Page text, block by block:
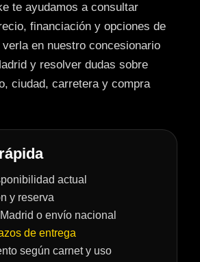
te ayudamos a consultar
financiación y opciones de
en nuestro concesionario
y resolver dudas sobre
ciudad, carretera y compra
actual
y reserva
o envío nacional
de entrega
según carnet y uso